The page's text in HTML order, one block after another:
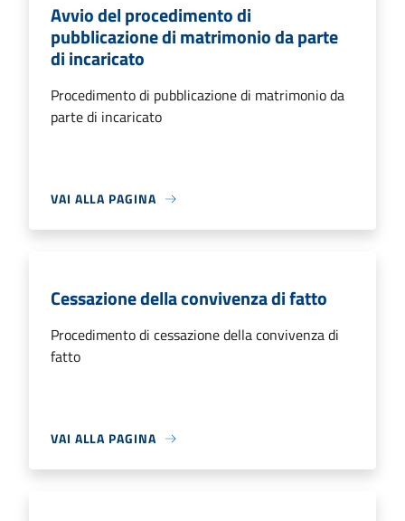
Avvio del procedimento di
pubblicazione di matrimonio da parte
di incaricato
Procedimento di pubblicazione di matrimonio da
parte di incaricato
VAI ALLA PAGINA
Cessazione della convivenza di fatto
Procedimento di cessazione della convivenza di
fatto
VAI ALLA PAGINA